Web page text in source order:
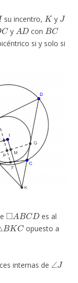
I
su incentro,
K
y
J
C
y
AD
con
BC
si y solo si
◻ A BCD
es al
BKC
opuesto a
internas de
∠ J